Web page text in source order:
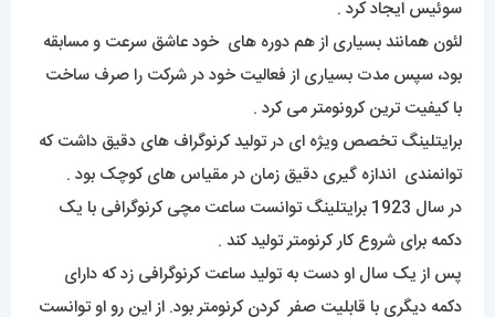
سوئیس ایجاد کرد .
لئون همانند بسیاری از هم دوره های خود عاشق سرعت و مسابقه
بود، سپس مدت بسیاری از فعالیت خود در شرکت را صرف ساخت
با کیفیت ترین کرونومتر می کرد .
برایتلینگ تخصص ویژه ای در تولید کرنوگراف های دقیق داشت که
توانمندی اندازه گیری دقیق زمان در مقیاس های کوچک بود .
در سال 1923 برایتلینگ توانست ساعت مچی کرنوگرافی با یک
دکمه برای شروع کار کرنومتر تولید کند .
پس از یک سال او دست به تولید ساعت کرنوگرافی زد که دارای
دکمه دیگری با قابلیت صفر کردن کرنومتر بود. از این رو او توانست